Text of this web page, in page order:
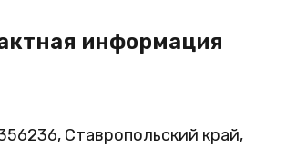
информация
Ставропольский край,